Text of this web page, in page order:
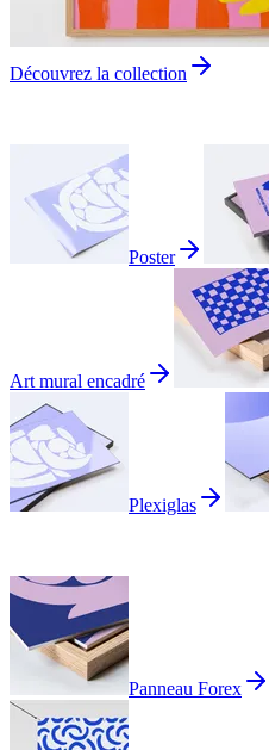
Découvrez la collection
Poster
Art mural encadré
Plexiglas
Panneau Forex